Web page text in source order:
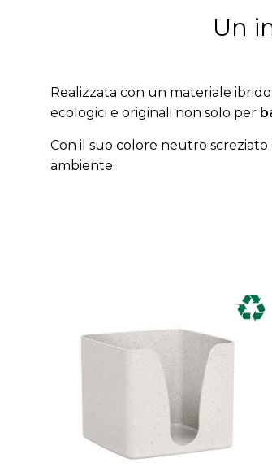
Un
Realizzata con un materiale
ecologici e originali non solo per
Con il suo colore neutro
ambiente.